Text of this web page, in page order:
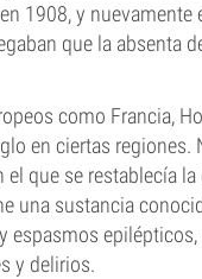
1908, y nuevamente
que la absenta
como Francia,
en ciertas regiones.
que se restablecía
una sustancia
espasmos
y delirios.